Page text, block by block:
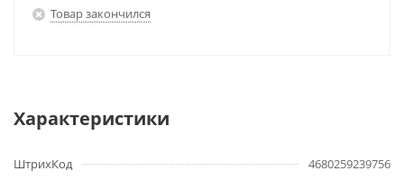
Товар закончился
Характеристики
ШтрихКод
4680259239756